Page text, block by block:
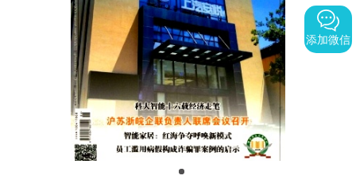
添加微信